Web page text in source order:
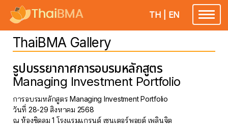
Toggle
TH EN
ThaiBMA Gallery
รูปบรรยากาศการอบรมหลักสูตร
Managing Investment Portfolio
การอบรมหลักสูตร Managing Investment Portfolio
วันที่ 28-29 สิงหาคม 2568
ณ ห้องชิดลม 1 โรงแรมแกรนด์ เซนเตอร์พอยต์ เพลินจิต